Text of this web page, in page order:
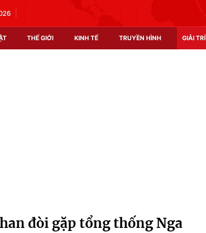
THẾ GIỚI KINH TẾ TRUYỀN HÌNH GIẢI TRÍ
đòi gặp tổng thống Nga